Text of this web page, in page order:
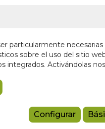
particularmente
sobre el uso del sitio
integrados. Activándolas
Configurar